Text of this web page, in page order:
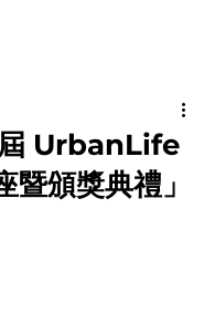
屆 UrbanLife
頒獎典禮」